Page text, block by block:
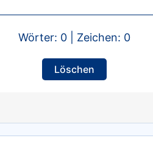
Wörter: 0 | Zeichen: 0
Löschen